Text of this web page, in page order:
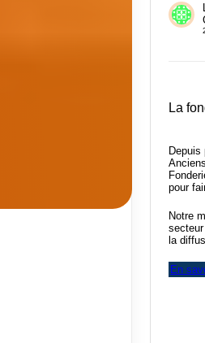
La
Depuis
pour
Notre
la
En